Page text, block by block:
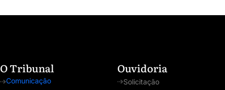
O Tribunal
Comunicação
Ouvidoria
Solicitação